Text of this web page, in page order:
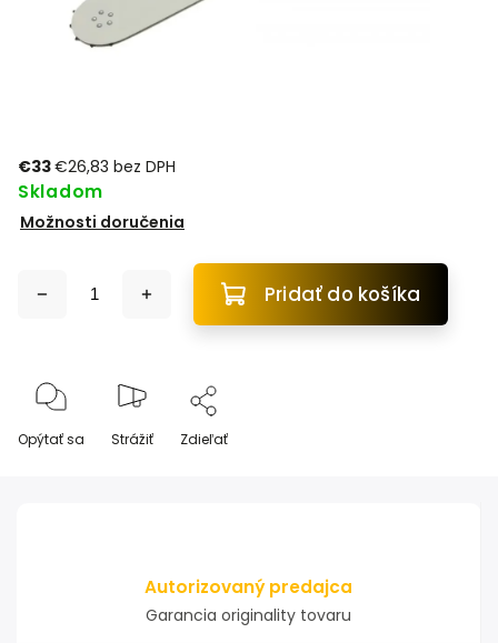
€33€26,83 bez DPH
Skladom
Možnosti doručenia
Pridať do košíka
Opýtať sa Strážiť Zdieľať
Autorizovaný predajca
Garancia originality tovaru